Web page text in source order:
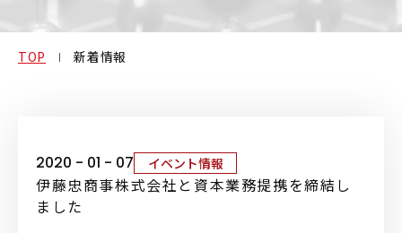
アクセスお問い合わせ
TOP 新着情報
2020 - 01 - 07 イベント情報
伊藤忠商事株式会社と資本業務提携を締結し
ました